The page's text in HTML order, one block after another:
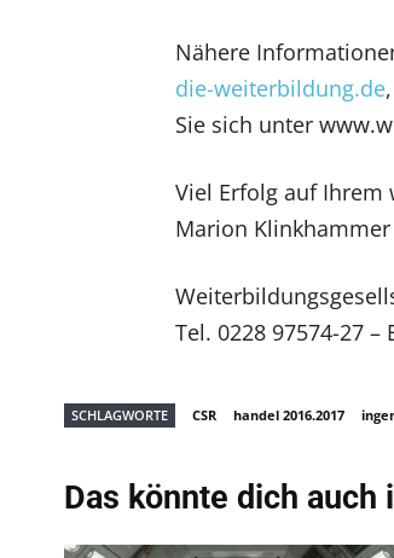
Nähere
die-weiterbildung.de
Sie sich unter
Viel Erfolg auf Ihrem
Marion Klinkhammer
Tel. 0228 97574-27 –
SCHLAGWORTE CSR handel 2016.2017
Das könnte dich auch